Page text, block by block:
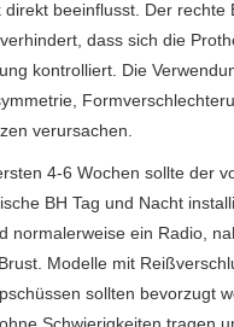
direkt beeinflusst. Der rechte
dass sich die
kontrolliert. Die
verursachen.
4-6 Wochen sollte der
BH Tag und Nacht
normalerweise ein Radio,
Modelle mit
sollten bevorzugt